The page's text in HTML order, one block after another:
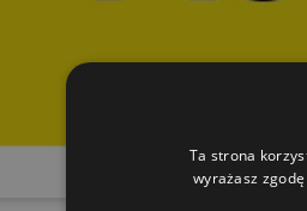
Ta strona
wyrażasz